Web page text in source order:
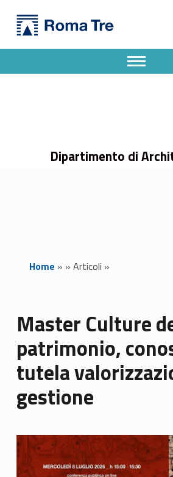
Master Culture del patrimonio, conoscenza tutela valorizzazione gestione - Dipartimento di Architettura
Dipartimento di
Apri il menu
Header info sidebar
Home » » Articoli »
Master Culture
patrimonio,
tutela
gestione
Link identifier archive #link-archive-thumb-soap-51673